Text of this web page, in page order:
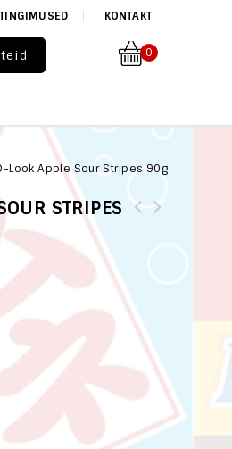
KONTAKT
0
Look Apple Sour Stripes 90g
STRIPES